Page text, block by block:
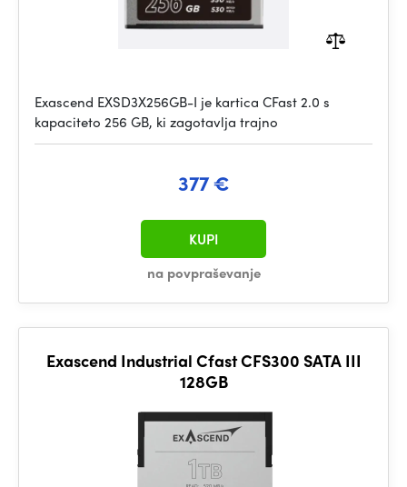
Exascend EXSD3X256GB-I je kartica CFast 2.0 s
kapaciteto 256 GB, ki zagotavlja trajno
377 €
na povpraševanje
KUPI
Exascend Industrial Cfast CFS300 SATA III
128GB